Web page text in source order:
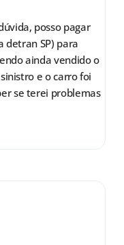
posso pagar
detran SP) para
ainda vendido o
e o carro foi
se terei problemas